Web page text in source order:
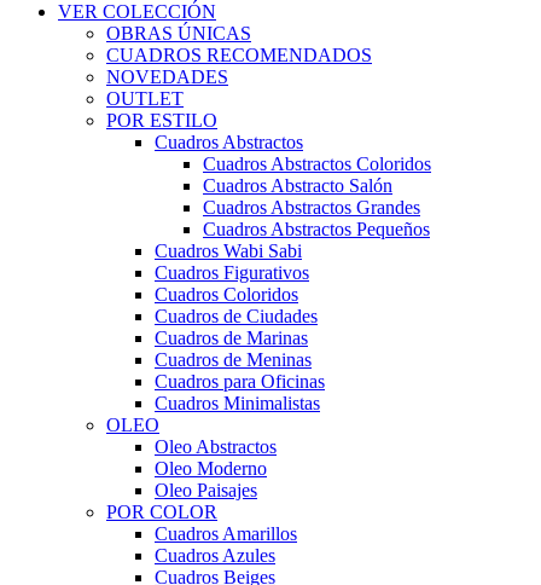
VER COLECCIÓN
OBRAS ÚNICAS
CUADROS RECOMENDADOS
NOVEDADES
OUTLET
POR ESTILO
Cuadros Abstractos
Cuadros Abstractos Coloridos
Cuadros Abstracto Salón
Cuadros Abstractos Grandes
Cuadros Abstractos Pequeños
Cuadros Wabi Sabi
Cuadros Figurativos
Cuadros Coloridos
Cuadros de Ciudades
Cuadros de Marinas
Cuadros de Meninas
Cuadros para Oficinas
Cuadros Minimalistas
OLEO
Oleo Abstractos
Oleo Moderno
Oleo Paisajes
POR COLOR
Cuadros Amarillos
Cuadros Azules
Cuadros Beiges